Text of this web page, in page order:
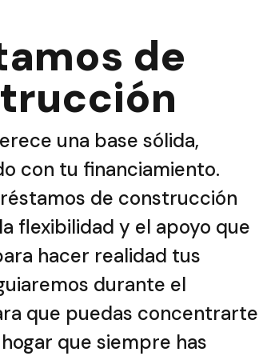
de
una base sólida,
con tu financiamiento.
de construcción
flexibilidad y el apoyo que
hacer realidad tus
durante el
que puedas concentrarte
que siempre has